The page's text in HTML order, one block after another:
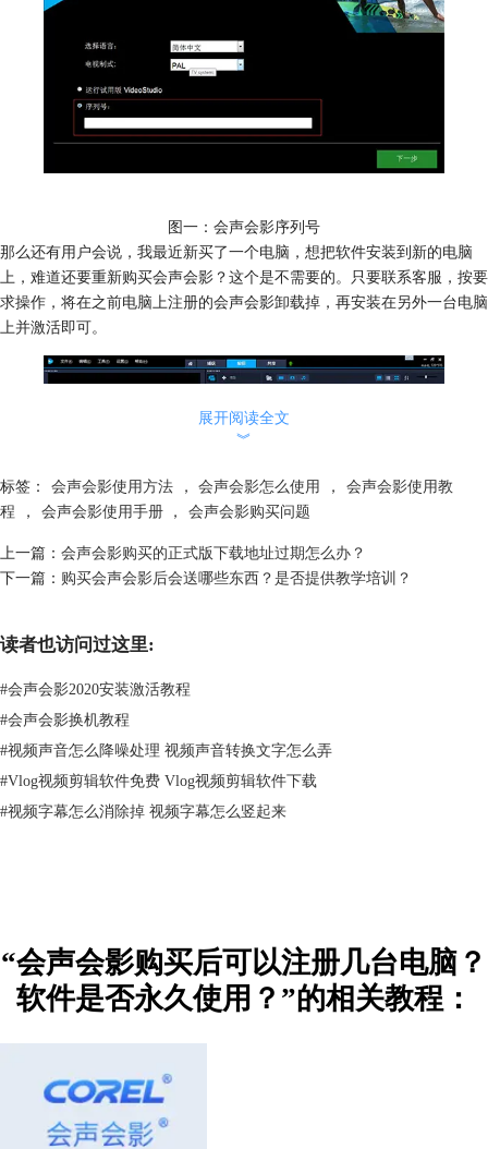
图一：会声会影序列号
那么还有用户会说，我最近新买了一个电脑，想把软件安装到新的电脑
上，难道还要重新购买会声会影？这个是不需要的。只要联系客服，按要
求操作，将在之前电脑上注册的会声会影卸载掉，再安装在另外一台电脑
上并激活即可。
软件不支持免费升级，比如你现在购买了会声会影x9，那么x9是可以永久
使用的，但是如果你想要升级到会声会影2018必需要重新购买。当然会声
会影官网也会为大家提供老用户优惠升级的政策。有需要的小伙伴可以点
击会声会影升级。
后如果有什么问题都能联系客服进行解决。
展开阅读全文
︾
标签： 会声会影使用方法 ， 会声会影怎么使用 ，
会声会影使用教
程
， 会声会影使用手册 ， 会声会影购买问题
上一篇： 会声会影购买的正式版下载地址过期怎么办？
下一篇： 购买会声会影后会送哪些东西？是否提供教学培训？
读者也访问过这里:
#会声会影2020安装激活教程
#会声会影换机教程
#视频声音怎么降噪处理 视频声音转换文字怎么弄
#Vlog视频剪辑软件免费 Vlog视频剪辑软件下载
#视频字幕怎么消除掉 视频字幕怎么竖起来
“会声会影购买后可以注册几台电脑？
软件是否永久使用？”的相关教程：